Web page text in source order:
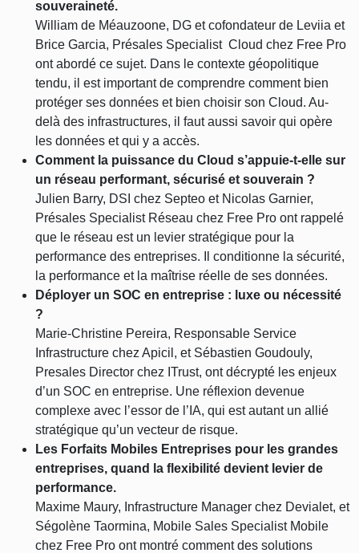
souveraineté.
William de Méauzoone, DG et cofondateur de Leviia et
Brice Garcia, Présales Specialist Cloud chez Free Pro
ont abordé ce sujet. Dans le contexte géopolitique
tendu, il est important de comprendre comment bien
protéger ses données et bien choisir son Cloud. Au-
delà des infrastructures, il faut aussi savoir qui opère
les données et qui y a accès.
Comment la puissance du Cloud s’appuie-t-elle sur
un réseau performant, sécurisé et souverain ?
Julien Barry, DSI chez Septeo et Nicolas Garnier,
Présales Specialist Réseau chez Free Pro ont rappelé
que le réseau est un levier stratégique pour la
performance des entreprises. Il conditionne la sécurité,
la performance et la maîtrise réelle de ses données.
Déployer un SOC en entreprise : luxe ou nécessité
?
Marie-Christine Pereira, Responsable Service
Infrastructure chez Apicil, et Sébastien Goudouly,
Presales Director chez ITrust, ont décrypté les enjeux
d’un SOC en entreprise. Une réflexion devenue
complexe avec l’essor de l’IA, qui est autant un allié
stratégique qu’un vecteur de risque.
Les Forfaits Mobiles Entreprises pour les grandes
entreprises, quand la flexibilité devient levier de
performance.
Maxime Maury, Infrastructure Manager chez Devialet, et
Ségolène Taormina, Mobile Sales Specialist Mobile
chez Free Pro ont montré comment des solutions